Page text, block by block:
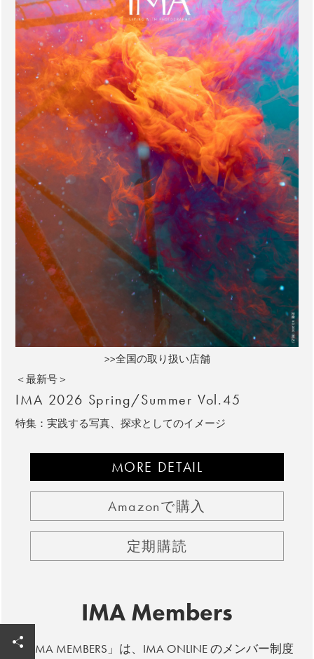
>>全国の取り扱い店舗
＜最新号＞
IMA 2026 Spring/Summer Vol.45
特集：実践する写真、探求としてのイメージ
MORE DETAIL
Amazonで購入
定期購読
IMA Members
「IMA MEMBERS」は、IMA ONLINE のメンバー制度